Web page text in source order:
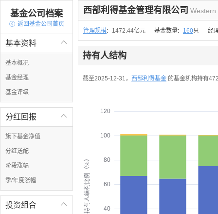
易方达上证中盘ETF联
基金公司档案
 返回基金公司首页

基本资料
基本概况
基金经理
基金评级

分红回报
旗下基金净值
分红送配
阶段涨幅
季/年度涨幅

投资组合
西部利得基金管理有限公司 Western
管理规模: 1472.44亿元 基金数量: 160只 经
持有人结构
截至2025-12-31， 西部利得基金 的基金机构持有
持有人结构比例（%） 40
60
80
100
120